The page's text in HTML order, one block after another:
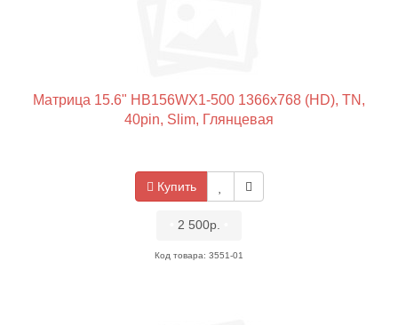
Матрица 15.6" HB156WX1-500 1366x768 (HD), TN,
40pin, Slim, Глянцевая
Купить
2 500р.
Код товара: 3551-01